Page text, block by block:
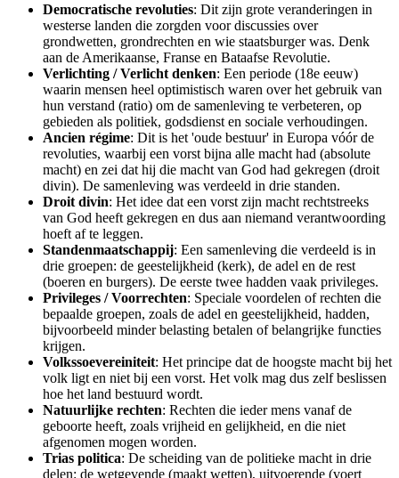
Democratische revoluties: Dit zijn grote veranderingen in
westerse landen die zorgden voor discussies over
grondwetten, grondrechten en wie staatsburger was. Denk
aan de Amerikaanse, Franse en Bataafse Revolutie.
Verlichting / Verlicht denken: Een periode (18e eeuw)
waarin mensen heel optimistisch waren over het gebruik van
hun verstand (ratio) om de samenleving te verbeteren, op
gebieden als politiek, godsdienst en sociale verhoudingen.
Ancien régime: Dit is het 'oude bestuur' in Europa vóór de
revoluties, waarbij een vorst bijna alle macht had (absolute
macht) en zei dat hij die macht van God had gekregen (droit
divin). De samenleving was verdeeld in drie standen.
Droit divin: Het idee dat een vorst zijn macht rechtstreeks
van God heeft gekregen en dus aan niemand verantwoording
hoeft af te leggen.
Standenmaatschappij: Een samenleving die verdeeld is in
drie groepen: de geestelijkheid (kerk), de adel en de rest
(boeren en burgers). De eerste twee hadden vaak privileges.
Privileges / Voorrechten: Speciale voordelen of rechten die
bepaalde groepen, zoals de adel en geestelijkheid, hadden,
bijvoorbeeld minder belasting betalen of belangrijke functies
krijgen.
Volkssoevereiniteit: Het principe dat de hoogste macht bij het
volk ligt en niet bij een vorst. Het volk mag dus zelf beslissen
hoe het land bestuurd wordt.
Natuurlijke rechten: Rechten die ieder mens vanaf de
geboorte heeft, zoals vrijheid en gelijkheid, en die niet
afgenomen mogen worden.
Trias politica: De scheiding van de politieke macht in drie
delen: de wetgevende (maakt wetten), uitvoerende (voert